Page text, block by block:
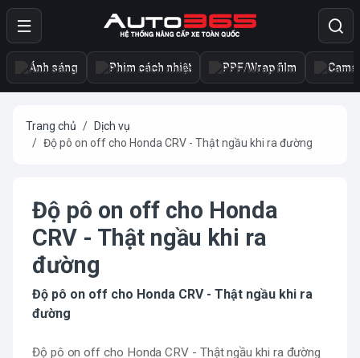
Ánh sáng Phim cách nhiệt PPF/Wrap film
Trang chủ
Dịch vụ
Độ pô on off cho Honda CRV - Thật ngầu khi ra đường
Độ pô on off cho Honda
CRV - Thật ngầu khi ra
đường
Độ pô on off cho Honda CRV - Thật ngầu khi ra
đường
Độ pô on off cho Honda CRV - Thật ngầu khi ra đường